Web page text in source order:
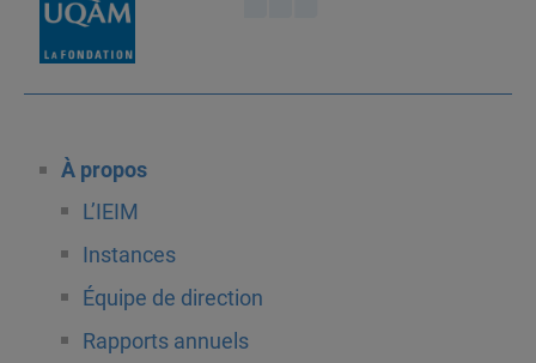
À propos
L’IEIM
Instances
Équipe de direction
Rapports annuels